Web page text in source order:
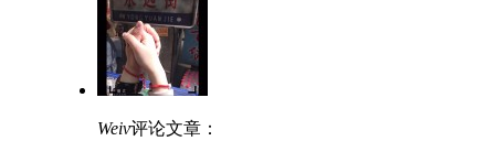
Weiv评论文章：